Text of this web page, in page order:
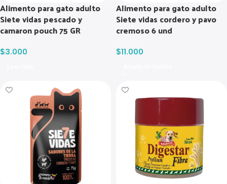
Alimento para gato adulto
Siete vidas pescado y
camaron pouch 75 GR
$3.000
Alimento para gato adulto
Siete vidas cordero y pavo
cremoso 6 und
$11.000